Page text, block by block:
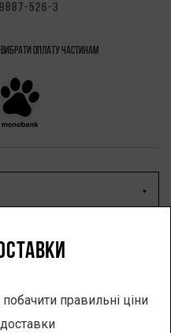
526-3
вибрати Оплату частинам
правильні ціни